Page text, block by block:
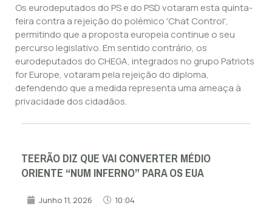
Os eurodeputados do PS e do PSD votaram esta quinta-
feira contra a rejeição do polémico 'Chat Control',
permitindo que a proposta europeia continue o seu
percurso legislativo. Em sentido contrário, os
eurodeputados do CHEGA, integrados no grupo Patriots
for Europe, votaram pela rejeição do diploma,
defendendo que a medida representa uma ameaça à
privacidade dos cidadãos.
TEERÃO DIZ QUE VAI CONVERTER MÉDIO
ORIENTE “NUM INFERNO” PARA OS EUA
Junho 11, 2026 10:04